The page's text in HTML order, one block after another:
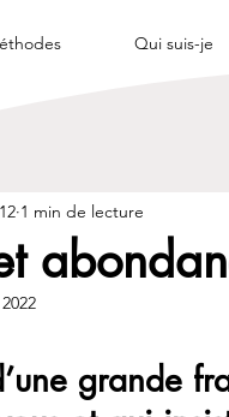
Qui suis-je
1 min de lecture
grande